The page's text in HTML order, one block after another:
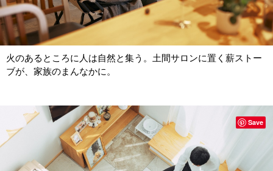
火のあるところに人は自然と集う。土間サロンに置く薪ストー
ブが、家族のまんなかに。
Save